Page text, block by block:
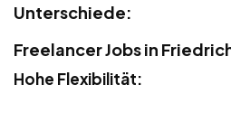
Unterschiede:
Freelancer Jobs in
Hohe Flexibilität: